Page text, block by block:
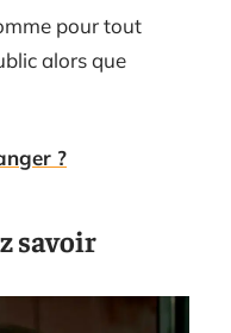
pour tout
alors que
?
savoir